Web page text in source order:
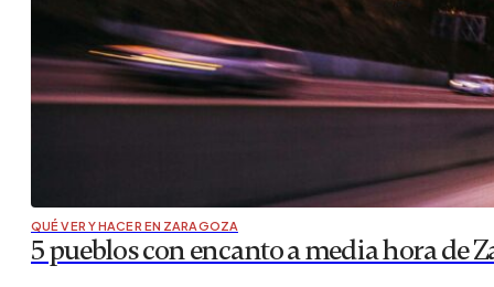
QUÉ VER Y HACER EN ZARAGOZA
5 pueblos con encanto a media hora de